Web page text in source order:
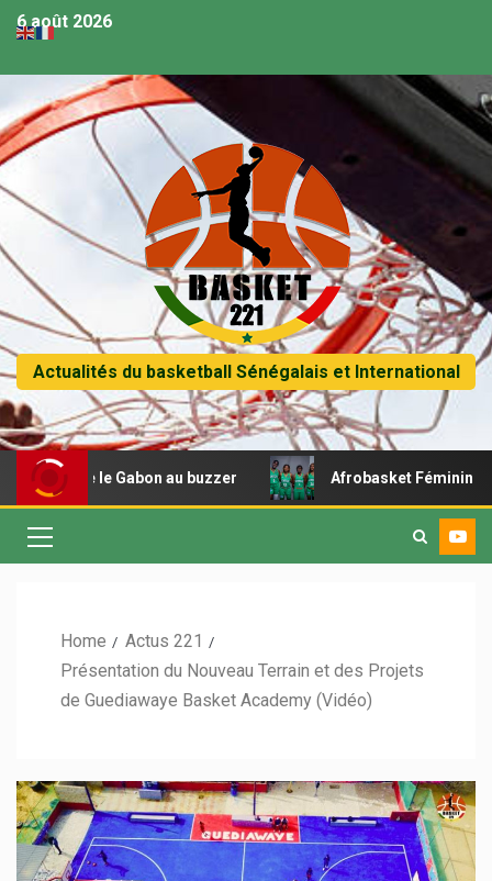
6 août 2026
Actualités du basketball Sénégalais et International
le Gabon au buzzer Afrobasket Féminin U18 –
Home
Actus 221
Présentation du Nouveau Terrain et des Projets
de Guediawaye Basket Academy (Vidéo)